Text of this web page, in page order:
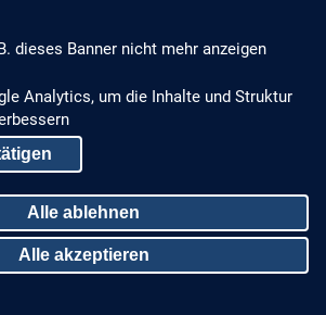
Stellenangebote
dieses Banner nicht mehr anzeigen
Analytics, um die Inhalte und Struktur
Alle ablehnen
Alle akzeptieren